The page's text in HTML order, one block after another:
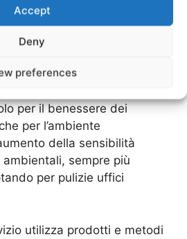
Accept
Deny
preferences
per l’ambiente e
fondamentali per
per il benessere dei
per l’ambiente
della sensibilità
sempre più
per pulizie uffici
utilizza prodotti e metodi